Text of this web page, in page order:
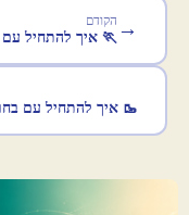
→ הקודם
🏃 איך להתחיל עם
🥾 איך להתחיל עם